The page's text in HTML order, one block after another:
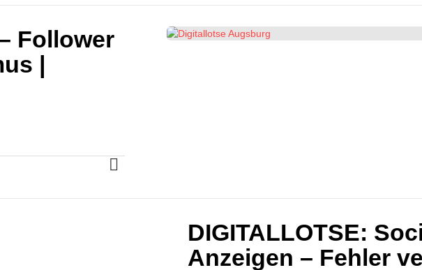
Follower
|
DIGITALLOTSE:
Anzeigen – Fehler